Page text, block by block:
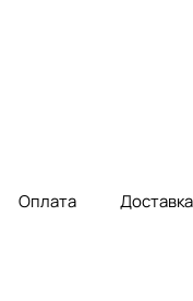
Оплата Доставка